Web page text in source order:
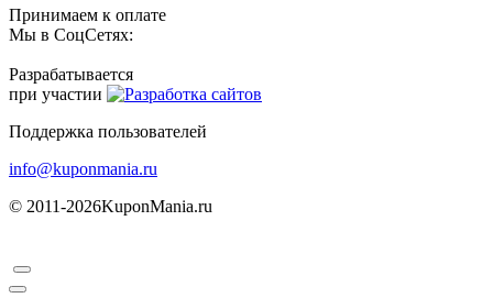
Принимаем к оплате
Мы в СоцСетях:
Разрабатывается
при участии
Поддержка пользователей
info@kuponmania.ru
© 2011-2026KuponMania.ru